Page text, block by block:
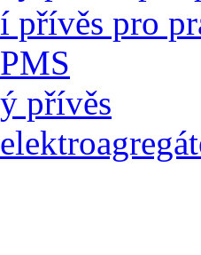
přívěs pro
přívěs